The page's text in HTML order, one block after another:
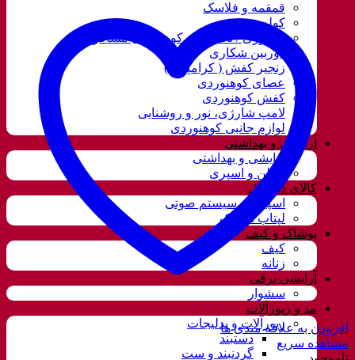
قمقمه و فلاسک
کوله پشتی
ننو توری / تخت آویز کوهنوردی مسافرتی
دوربین شکاری
زنجیر کفش ( کرامپون )
عصای کوهنوردی
کفش کوهنوردی
لامپ شارژی، نور و روشنایی
لوازم جانبی کوهنوردی
آرایشی و بهداشتی
آرایشی و بهداشتی
ادکلن و اسپری
کالای دیجیتال
اسپیکر و سیستم صوتی
لپتاب استوک
پوشاک و کیف
کیف
زنانه
آرایشی برقی
سشوار
مد و زیورآلات
زیورآلات و بدلیجات
دستبند
گردنبند و ست
افزودن به علاقه مندی ها
مشاهده سریع